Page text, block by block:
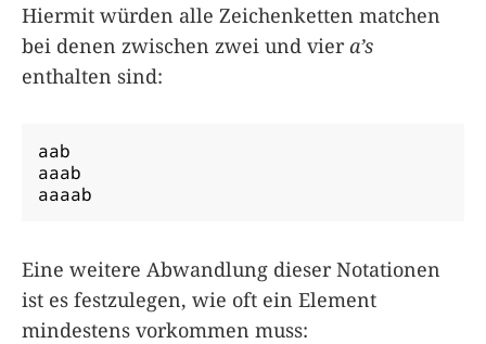
Hiermit würden alle Zeichenketten matchen
bei denen zwischen zwei und viera’s
enthalten sind:
aab
aaab
aaaab
Eine weitere Abwandlung dieser Notationen
ist es festzulegen, wie oft ein Element
mindestens vorkommen muss: